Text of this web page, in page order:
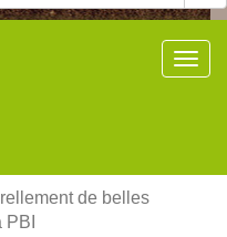
de belles